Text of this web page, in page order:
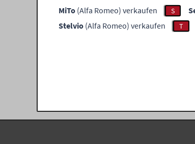
MiTo (Alfa Romeo) verkaufen S
Stelvio (Alfa Romeo) verkaufen T